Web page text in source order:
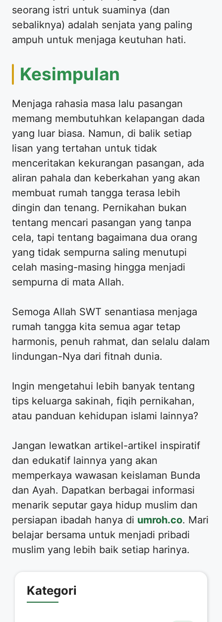
seorang istri untuk suaminya (dan
sebaliknya) adalah senjata yang paling
ampuh untuk menjaga keutuhan hati.
​Kesimpulan
​Menjaga rahasia masa lalu pasangan
memang membutuhkan kelapangan dada
yang luar biasa. Namun, di balik setiap
lisan yang tertahan untuk tidak
menceritakan kekurangan pasangan, ada
aliran pahala dan keberkahan yang akan
membuat rumah tangga terasa lebih
dingin dan tenang. Pernikahan bukan
tentang mencari pasangan yang tanpa
cela, tapi tentang bagaimana dua orang
yang tidak sempurna saling menutupi
celah masing-masing hingga menjadi
sempurna di mata Allah.
​Semoga Allah SWT senantiasa menjaga
rumah tangga kita semua agar tetap
harmonis, penuh rahmat, dan selalu dalam
lindungan-Nya dari fitnah dunia.
​Ingin mengetahui lebih banyak tentang
tips keluarga sakinah, fiqih pernikahan,
atau panduan kehidupan islami lainnya?
​Jangan lewatkan artikel-artikel inspiratif
dan edukatif lainnya yang akan
memperkaya wawasan keislaman Bunda
dan Ayah. Dapatkan berbagai informasi
menarik seputar gaya hidup muslim dan
persiapan ibadah hanya di umroh.co. Mari
belajar bersama untuk menjadi pribadi
muslim yang lebih baik setiap harinya.
Kategori